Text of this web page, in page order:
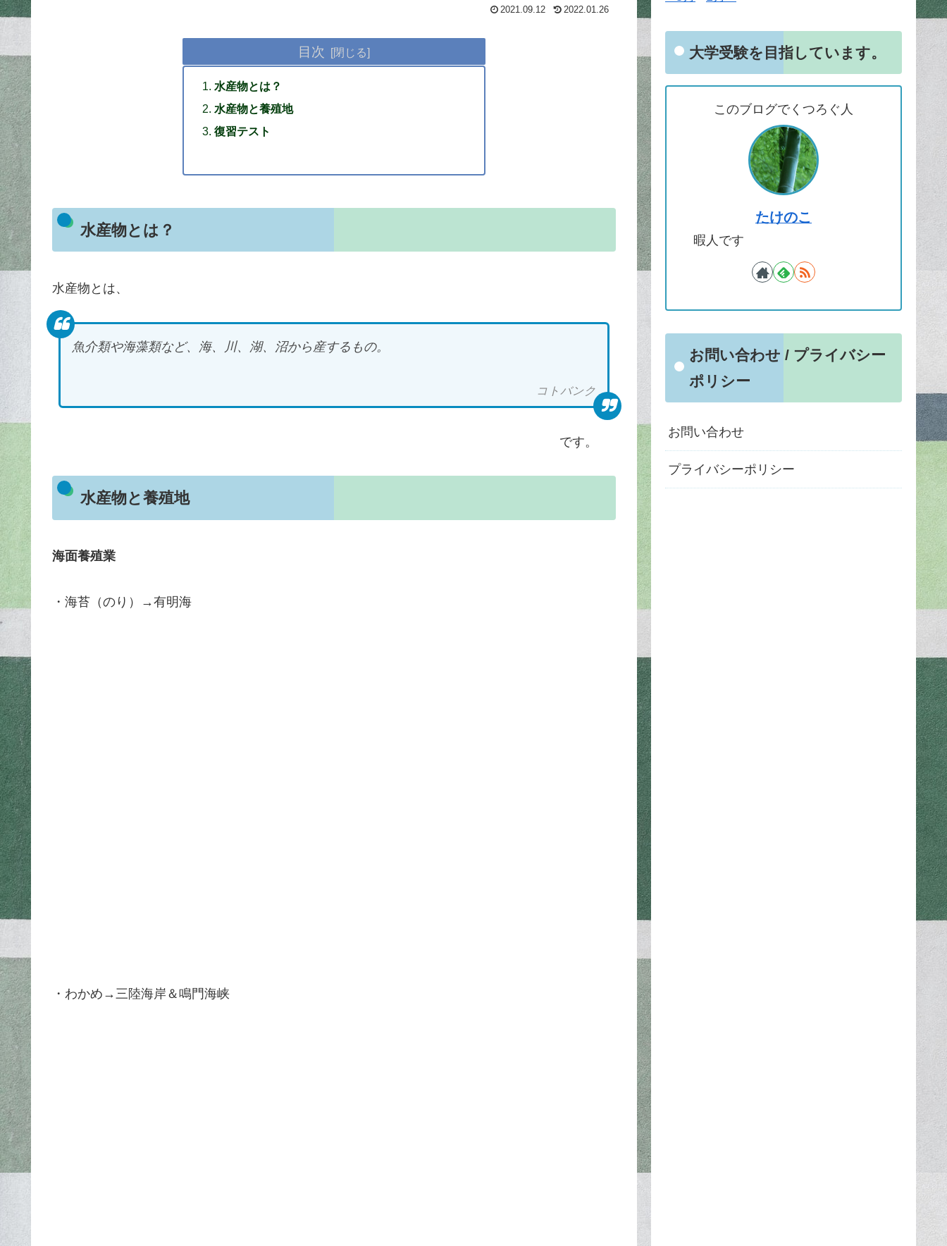
2021.09.12 2022.01.26
目次
水産物とは？
水産物と養殖地
復習テスト
水産物とは？
水産物とは、
魚介類や海藻類など、海、川、湖、沼から産するもの。
コトバンク
です。
水産物と養殖地
海面養殖業
・海苔（のり）→有明海
・わかめ→三陸海岸＆鳴門海峡
大学受験を目指しています。
このブログでくつろぐ人
たけのこ
暇人です
お問い合わせ / プライバシー
ポリシー
お問い合わせ
プライバシーポリシー